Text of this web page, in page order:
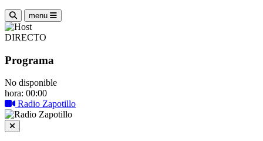
menu
DIRECTO
Programa
No disponible
hora: 00:00
Radio Zapotillo